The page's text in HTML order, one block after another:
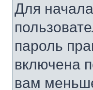
Для
пароль
включена
вам